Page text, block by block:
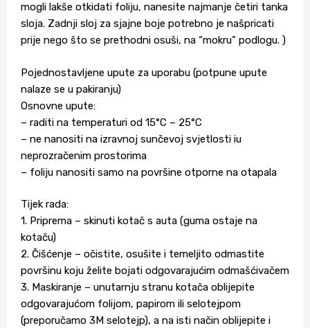
mogli lakše otkidati foliju, nanesite najmanje četiri tanka
sloja. Zadnji sloj za sjajne boje potrebno je našpricati
prije nego što se prethodni osuši, na “mokru” podlogu. )
Pojednostavljene upute za uporabu (potpune upute
nalaze se u pakiranju)
Osnovne upute:
– raditi na temperaturi od 15°C – 25°C
– ne nanositi na izravnoj sunčevoj svjetlosti iu
neprozračenim prostorima
– foliju nanositi samo na površine otporne na otapala
Tijek rada:
1. Priprema – skinuti kotač s auta (guma ostaje na
kotaču)
2. Čišćenje – očistite, osušite i temeljito odmastite
površinu koju želite bojati odgovarajućim odmašćivačem
3. Maskiranje – unutarnju stranu kotača oblijepite
odgovarajućom folijom, papirom ili selotejpom
(preporučamo 3M selotejp), a na isti način oblijepite i